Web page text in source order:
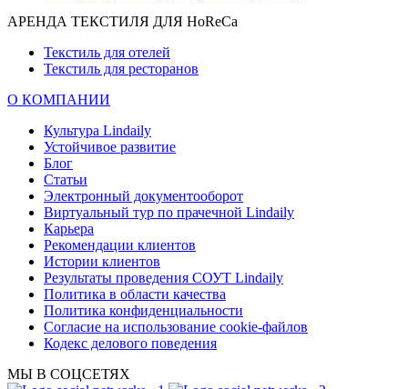
АРЕНДА ТЕКСТИЛЯ ДЛЯ HoReCa
Текстиль для отелей
Текстиль для ресторанов
О КОМПАНИИ
Культура Lindaily
Устойчивое развитие
Блог
Статьи
Электронный документооборот
Виртуальный тур по прачечной Lindaily
Карьера
Рекомендации клиентов
Истории клиентов
Результаты проведения СОУТ Lindaily
Политика в области качества
Политика конфиденциальности
Согласие на использование cookie-файлов
Кодекс делового поведения
МЫ В СОЦСЕТЯХ